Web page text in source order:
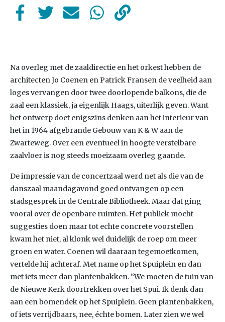
Na overleg met de zaaldirectie en het orkest hebben de
architecten Jo Coenen en Patrick Fransen de veelheid aan
loges vervangen door twee doorlopende balkons, die de
zaal een klassiek, ja eigenlijk Haags, uiterlijk geven. Want
het ontwerp doet enigszins denken aan het interieur van
het in 1964 afgebrande Gebouw van K & W aan de
Zwarteweg. Over een eventueel in hoogte verstelbare
zaalvloer is nog steeds moeizaam overleg gaande.
De impressie van de concertzaal werd net als die van de
danszaal maandagavond goed ontvangen op een
stadsgesprek in de Centrale Bibliotheek. Maar dat ging
vooral over de openbare ruimten. Het publiek mocht
suggesties doen maar tot echte concrete voorstellen
kwam het niet, al klonk wel duidelijk de roep om meer
groen en water. Coenen wil daaraan tegemoetkomen,
vertelde hij achteraf. Met name op het Spuiplein en dan
met iets meer dan plantenbakken. “We moeten de tuin van
de Nieuwe Kerk doortrekken over het Spui. Ik denk dan
aan een bomendek op het Spuiplein. Geen plantenbakken,
of iets verrijdbaars, nee, échte bomen. Later zien we wel